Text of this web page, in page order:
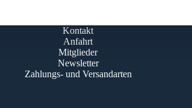
Kontakt
Anfahrt
Mitglieder
Newsletter
Zahlungs- und Versandarten